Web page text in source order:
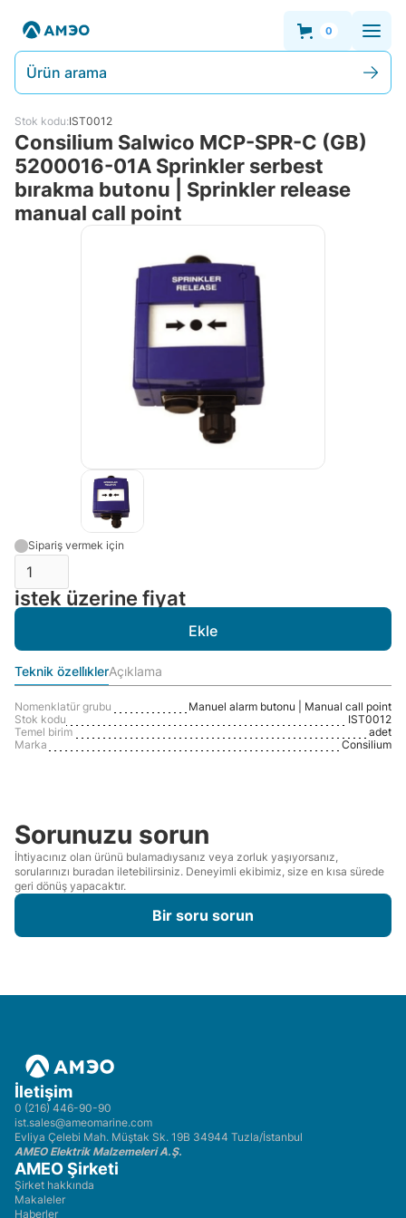
0
Ürün arama
Stok kodu:IST0012
Consilium Salwico MCP-SPR-C (GB)
5200016-01A Sprinkler serbest
bırakma butonu | Sprinkler release
manual call point
Sipariş vermek için
istek üzerine fiyat
Teknik özelli̇klerAçıklama
Nomenklatür grubu
Manuel alarm butonu | Manual call point
Stok kodu
IST0012
Temel birim
adet
Marka
Consilium
Sorunuzu sorun
İhtiyacınız olan ürünü bulamadıysanız veya zorluk yaşıyorsanız,
sorularınızı buradan iletebilirsiniz. Deneyimli ekibimiz, size en kısa sürede
geri dönüş yapacaktır.
Bir soru sorun
İletişim
0 (216) 446-90-90
ist.sales@ameomarine.com
Evliya Çelebi Mah. Müştak Sk. 19B 34944 Tuzla/İstanbul
AMEO Elektrik Malzemeleri A.Ş.
AMEO Şirketi
Şirket hakkında
Makaleler
Haberler